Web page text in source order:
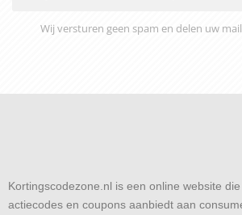
Wij versturen geen spam en delen uw
Kortingscodezone.nl is een online website
actiecodes en coupons aanbiedt aan